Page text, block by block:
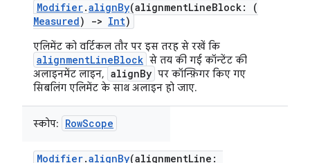
Modifier.alignBy(alignmentLineBlock: (
Measured) -> Int)
एलिमेंट को वर्टिकल तौर पर इस तरह से रखें कि
alignmentLineBlock से तय की गई कॉन्टेंट की
अलाइनमेंट लाइन, alignBy पर कॉन्फ़िगर किए गए
सिबलिंग एलिमेंट के साथ अलाइन हो जाए.
स्कोप: RowScope
Modifier.alignBy(alignmentLine: